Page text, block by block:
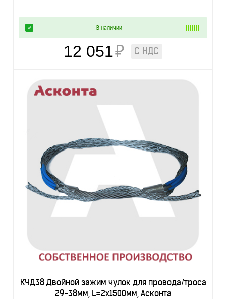
В наличии
12 051₽ С НДС
КЧД38 Двойной зажим чулок для провода/троса
29-38мм, L=2х1500мм, Асконта